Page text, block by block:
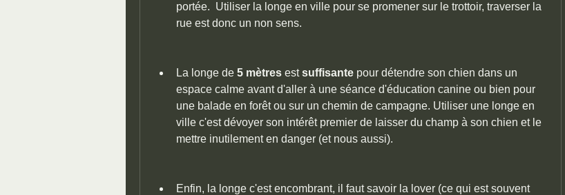
portée.  Utiliser la longe en ville pour se promener sur le trottoir, traverser la
rue est donc un non sens.
La longe de 5 mètres est suffisante pour détendre son chien dans un
espace calme avant d'aller à une séance d'éducation canine ou bien pour
une balade en forêt ou sur un chemin de campagne. Utiliser une longe en
ville c'est dévoyer son intérêt premier de laisser du champ à son chien et le
mettre inutilement en danger (et nous aussi).
Enfin, la longe c'est encombrant, il faut savoir la lover (ce qui est souvent